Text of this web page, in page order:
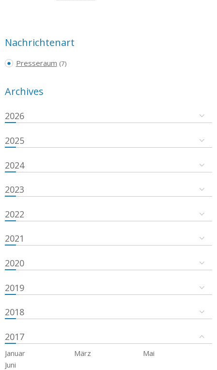
Nachrichtenart
Presseraum (7)
Archives
2026
2025
2024
2023
2022
2021
2020
2019
2018
2017
Januar März
Mai
Juni